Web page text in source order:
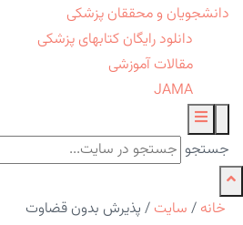
دانشجویان و محققان پزشکی
دانلود رایگان کتابهای پزشکی
مقالات آموزشی
JAMA
جستجو
خانه / سایت / پذیرش بدون قضاوت